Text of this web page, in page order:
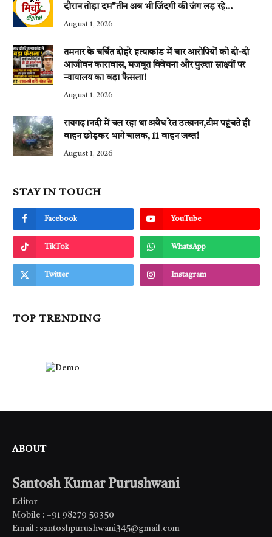
दौरान तोड़ा दम”तीन अब भी जिंदगी की जंग लड़ रहे…
August 1, 2026
तमनार के चर्चित दोहरे हत्याकांड में चार आरोपियों को दो-दो
आजीवन कारावास, मजबूत विवेचना और पुख्ता साक्ष्यों पर
न्यायालय का बड़ा फैसला!
August 1, 2026
रायगढ़।नदी में चल रहा था अवैध रेत उत्खनन,टीम पहुंचते ही
वाहन छोड़कर भागे चालक, 11 वाहन जब्त!
August 1, 2026
STAY IN TOUCH
Facebook YouTube
TikTok WhatsApp
Twitter Instagram
TOP TRENDING
ABOUT
Santosh Kumar Purushwani
Editor
Mobile : +91 98279 50350
Email : santoshpurushwani345@gmail.com